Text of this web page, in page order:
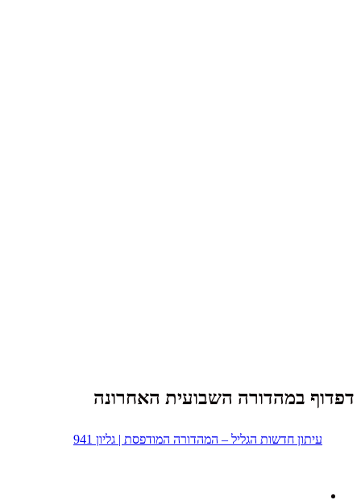
דפדוף במהדורה השבועית האחרונה
עיתון חדשות הגליל – המהדורה המודפסת | גליון 941